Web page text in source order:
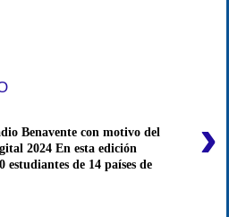
›
Benavente con motivo del
2024 En esta edición
estudiantes de 14 países de